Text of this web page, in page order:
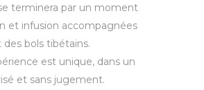
terminera par un moment
et infusion accompagnées
des bols tibétains.
est unique, dans un
et sans jugement.